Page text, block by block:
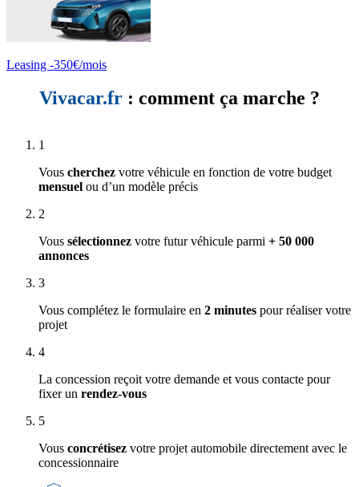
Leasing -350€/mois
Vivacar.fr : comment ça marche ?
1
Vous cherchez votre véhicule en fonction de votre budget
mensuel ou d’un modèle précis
2
Vous sélectionnez votre futur véhicule parmi + 50 000
annonces
3
Vous complétez le formulaire en 2 minutes pour réaliser votre
projet
4
La concession reçoit votre demande et vous contacte pour
fixer un rendez-vous
5
Vous concrétisez votre projet automobile directement avec le
concessionnaire